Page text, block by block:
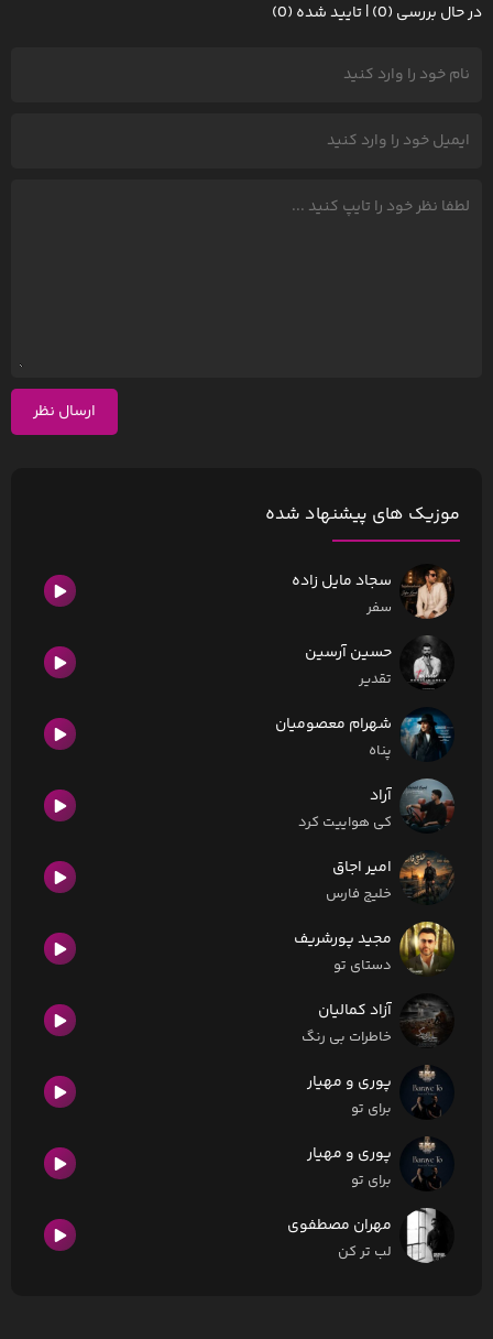
در حال بررسی (0) | تایید شده (0)
ارسال نظر
موزیک های پیشنهاد شده
سجاد مایل زاده
سفر
حسین آرسین
تقدیر
شهرام معصومیان
پناه
آراد
کی هواییت کرد
امیر اجاق
خلیج فارس
مجید پورشریف
دستای تو
آزاد کمالیان
خاطرات بی رنگ
پوری و مهیار
برای تو
پوری و مهیار
برای تو
مهران مصطفوی
لب تر کن